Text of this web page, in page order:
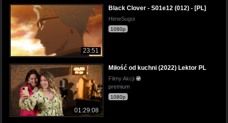
23:51
Black Clover - S01e12 (012) - [PL]
HimeSugoi
1080p
01:29:08
Miłość od kuchni (2022) Lektor PL
Filmy Akcji
premium
1080p